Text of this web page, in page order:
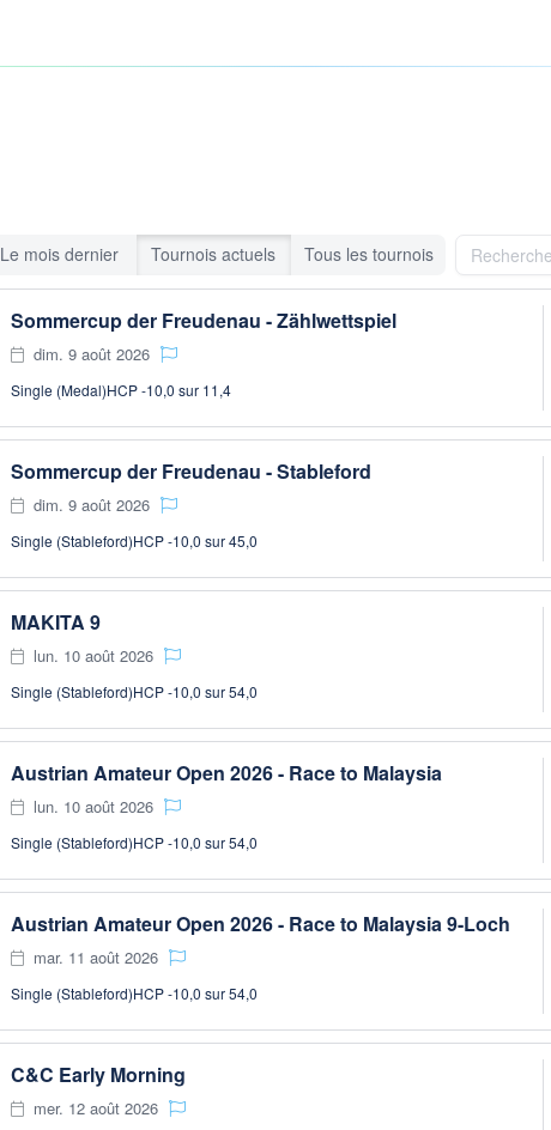
Le mois dernier Tournois actuels Tous les tournois
Sommercup der Freudenau - Zählwettspiel
dim. 9 août 2026
Single (Medal)HCP -10,0 sur 11,4
Sommercup der Freudenau - Stableford
dim. 9 août 2026
Single (Stableford)HCP -10,0 sur 45,0
MAKITA 9
lun. 10 août 2026
Single (Stableford)HCP -10,0 sur 54,0
Austrian Amateur Open 2026 - Race to Malaysia
lun. 10 août 2026
Single (Stableford)HCP -10,0 sur 54,0
Austrian Amateur Open 2026 - Race to Malaysia 9-Loch
mar. 11 août 2026
Single (Stableford)HCP -10,0 sur 54,0
C&C Early Morning
mer. 12 août 2026